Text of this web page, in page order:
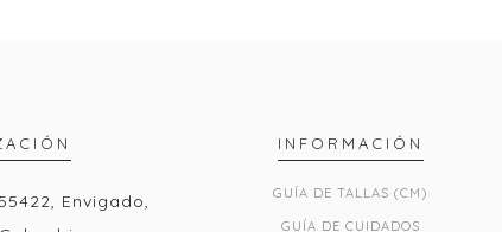
Envigado,
INFORMACIÓN
GUÍA DE TALLAS (CM)
GUÍA DE CUIDADOS